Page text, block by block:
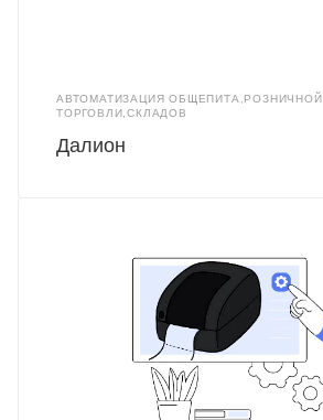
АВТОМАТИЗАЦИЯ ОБЩЕПИТА,РОЗНИЧНОЙ
ТОРГОВЛИ,СКЛАДОВ
Далион